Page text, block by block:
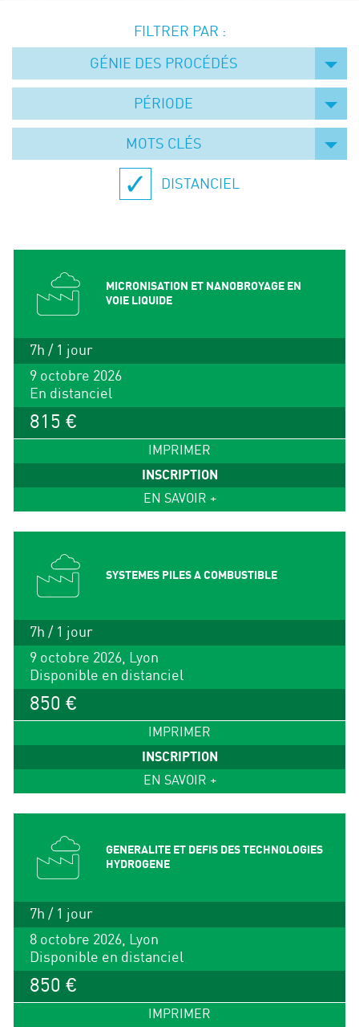
Symposium on Chain Transfer Catalysis for
sustainability – September 15 and 16, 2026
FRENCH-CHINESE CONFERENCE ON GREEN
Contacts
FILTRER PAR :
GÉNIE DES PROCÉDÉS
PÉRIODE
MOTS CLÉS
DISTANCIEL
MICRONISATION ET NANOBROYAGE EN
VOIE LIQUIDE
7h / 1 jour
9 octobre 2026
En distanciel
815 €
IMPRIMER
INSCRIPTION
EN SAVOIR +
SYSTEMES PILES A COMBUSTIBLE
7h / 1 jour
9 octobre 2026, Lyon
Disponible en distanciel
850 €
IMPRIMER
INSCRIPTION
EN SAVOIR +
GENERALITE ET DEFIS DES TECHNOLOGIES
HYDROGENE
7h / 1 jour
8 octobre 2026, Lyon
Disponible en distanciel
850 €
IMPRIMER